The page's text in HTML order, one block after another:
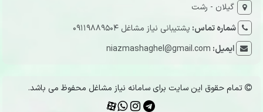
گیلان - رشت
شماره تماس: پشتیبانی نیاز مشاغل 09119889504
ایمیل: niazmashaghel@gmail.com
تمام حقوق این سایت برای سامانه نیاز مشاغل محفوظ می باشد.